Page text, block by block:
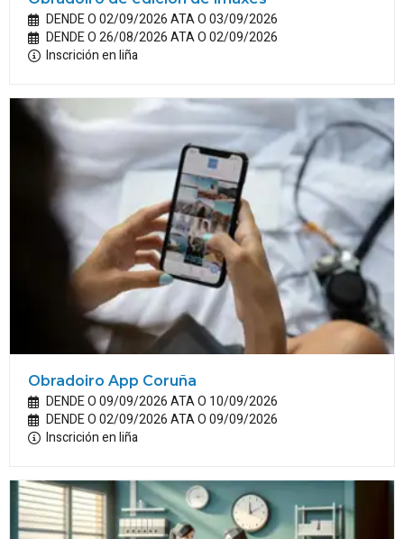
DENDE O 02/09/2026 ATA O 03/09/2026
DENDE O 26/08/2026 ATA O 02/09/2026
Inscrición en liña
Obradoiro App Coruña
DENDE O 09/09/2026 ATA O 10/09/2026
DENDE O 02/09/2026 ATA O 09/09/2026
Inscrición en liña